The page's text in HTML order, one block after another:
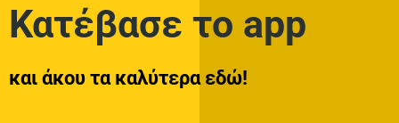
Κατέβασε το app
και άκου τα καλύτερα εδώ!